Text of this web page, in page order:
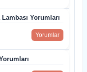
Yorumları
Yorumlar